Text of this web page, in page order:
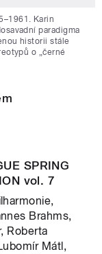
Karin
paradigma
historii stále
o „černé
SPRING
vol. 7
Brahms,
Roberta
Mátl,